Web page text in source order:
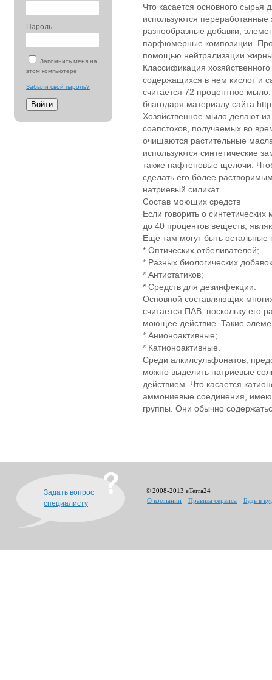
Что касается основного сырья
используются
разнообразные добавки,
парфюмерные композиции.
помощью нейтрализации
Классификация
содержащихся в нем кислот и
считается 72 процентное
благодаря материалу сайта
Хозяйственное мыло делают из
соапстоков, получаемых во
очищаются растительные
используются синтетические
также нафтеновые щелочи.
сделать его более
натриевый силикат.
Состав моющих средств
Если говорить о
до 40 процентов веществ,
Еще там могут быть остальные
* Оптических отбеливателей;
* Разных биологических
* Антистатиков;
* Средств для дезинфекции.
Основной составляющих
считается ПАВ, поскольку его
моющее действие. Такие
* Анионоактивные;
* Катионоактивные.
Среди алкилсульфонатов,
можно выделить натриевые
действием. Что касается
аммониевые соединения,
группы. Они обычно
Пароль
Запомнить меня на
этом компьютере
Забыли свой пароль?
Задать вопрос
специалисту
© 2008-2013 eTerra24
О компании
Правила сервиса Будь в